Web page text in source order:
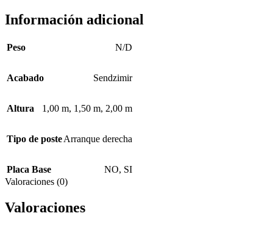
Información adicional
Peso N/D
Acabado Sendzimir
Altura 1,00 m, 1,50 m, 2,00 m
Tipo de posteArranque derecha
Placa Base NO, SI
Valoraciones (0)
Valoraciones